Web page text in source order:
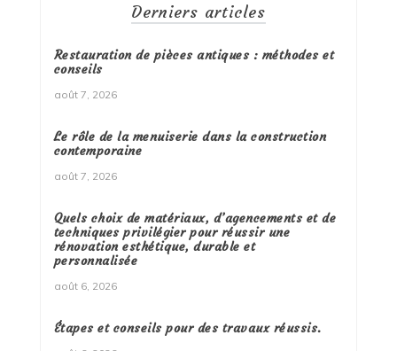
Derniers articles
Restauration de pièces antiques : méthodes et
conseils
août 7, 2026
Le rôle de la menuiserie dans la construction
contemporaine
août 7, 2026
Quels choix de matériaux, d’agencements et de
techniques privilégier pour réussir une
rénovation esthétique, durable et
personnalisée
août 6, 2026
Étapes et conseils pour des travaux réussis.